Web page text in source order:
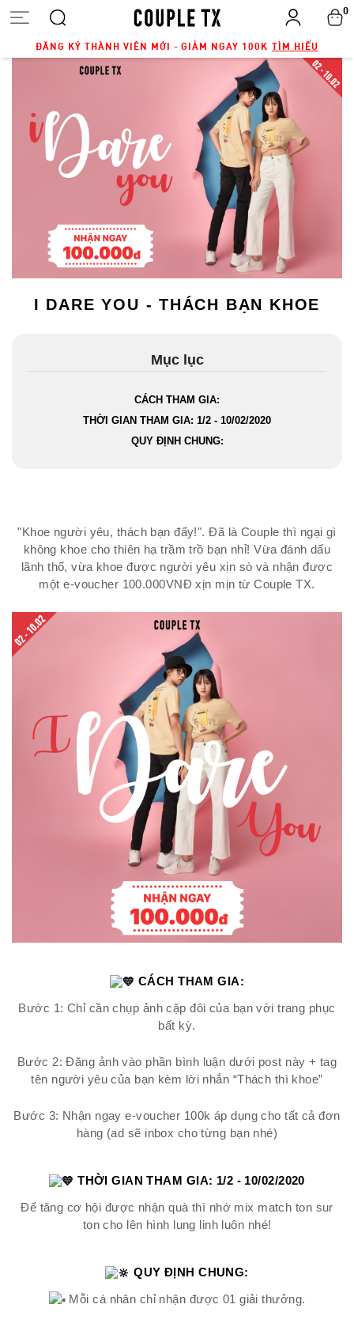
ĐĂNG KÝ THÀNH VIÊN MỚI - GIẢM NGAY 100K TÌM HIỂU
0
I DARE YOU - THÁCH BẠN KHOE
Mục lục
CÁCH THAM GIA:
THỜI GIAN THAM GIA: 1/2 - 10/02/2020
QUY ĐỊNH CHUNG:
"Khoe người yêu, thách bạn đấy!". Đã là Couple thì ngại gì
không khoe cho thiên hạ trầm trồ bạn nhỉ! Vừa đánh dấu
lãnh thổ, vừa khoe được người yêu xịn sò và nhận được
một e-voucher 100.000VNĐ xịn mịn từ Couple TX.
CÁCH THAM GIA:
Bước 1: Chỉ cần chụp ảnh cặp đôi của bạn với trang phục
bất kỳ.
Bước 2: Đăng ảnh vào phần bình luận dưới post này + tag
tên người yêu của bạn kèm lời nhắn “Thách thì khoe”
Bước 3: Nhận ngay e-voucher 100k áp dụng cho tất cả đơn
hàng (ad sẽ inbox cho từng bạn nhé)
THỜI GIAN THAM GIA: 1/2 - 10/02/2020
Để tăng cơ hội được nhận quà thì nhớ mix match ton sur
ton cho lên hình lung linh luôn nhé!
QUY ĐỊNH CHUNG:
Mỗi cá nhân chỉ nhận được 01 giải thưởng.